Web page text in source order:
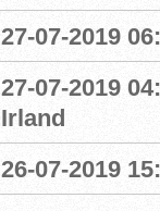
27-07-2019
27-07-2019
Irland
26-07-2019